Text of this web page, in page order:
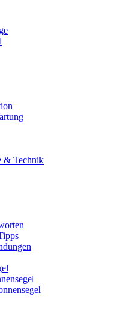
& Technik